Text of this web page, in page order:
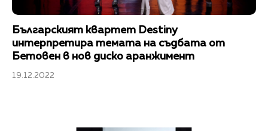
Българският квартет Destiny
интерпретира темата на съдбата от
Бетовен в нов диско аранжимент
19.12.2022